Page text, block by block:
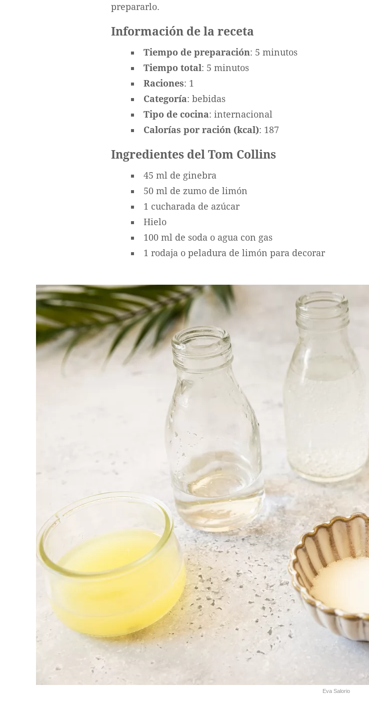
prepararlo.
Información de la receta
Tiempo de preparación: 5 minutos
Tiempo total: 5 minutos
Raciones: 1
Categoría: bebidas
Tipo de cocina: internacional
Calorías por ración (kcal): 187
Ingredientes del Tom Collins
45 ml de ginebra
50 ml de zumo de limón
1 cucharada de azúcar
Hielo
100 ml de soda o agua con gas
1 rodaja o peladura de limón para decorar
Eva Salorio